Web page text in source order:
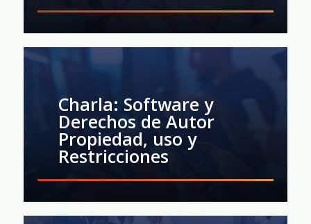
Charla: Software y
Derechos de Autor
Propiedad, uso y
Restricciones